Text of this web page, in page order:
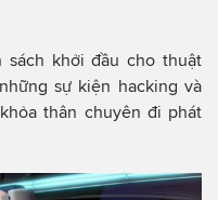
sách khởi đầu cho thuật
sự kiện hacking và
thân chuyên đi phát